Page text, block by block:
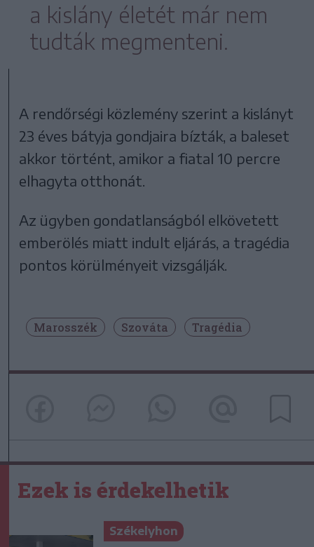
a kislány életét már nem
tudták megmenteni.
A rendőrségi közlemény szerint a kislányt
23 éves bátyja gondjaira bízták, a baleset
akkor történt, amikor a fiatal 10 percre
elhagyta otthonát.
Az ügyben gondatlanságból elkövetett
emberölés miatt indult eljárás, a tragédia
pontos körülményeit vizsgálják.
Marosszék Szováta Tragédia
Ezek is érdekelhetik
Székelyhon